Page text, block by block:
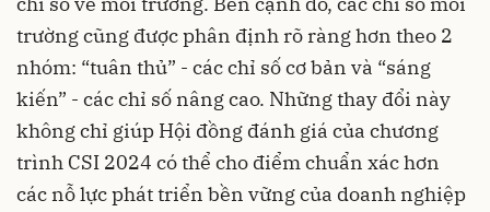
trường cũng được phân định rõ ràng hơn theo 2
nhóm: “tuân thủ” - các chỉ số cơ bản và “sáng
kiến” - các chỉ số nâng cao. Những thay đổi này
không chỉ giúp Hội đồng đánh giá của chương
trình CSI 2024 có thể cho điểm chuẩn xác hơn
các nỗ lực phát triển bền vững của doanh nghiệp